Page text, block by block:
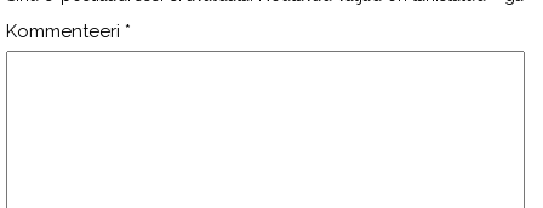
Kommenteeri *